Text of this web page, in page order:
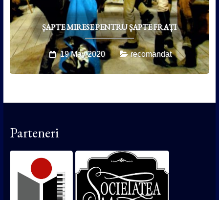
ȘAPTE MIRESE PENTRU ȘAPTE FRAȚI
19 May 2020 recomandat
Parteneri